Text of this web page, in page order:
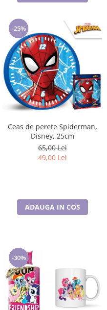
-25%
Ceas de perete Spiderman,
Disney, 25cm
65,00 Lei
49,00 Lei
ADAUGA IN COS
-30%